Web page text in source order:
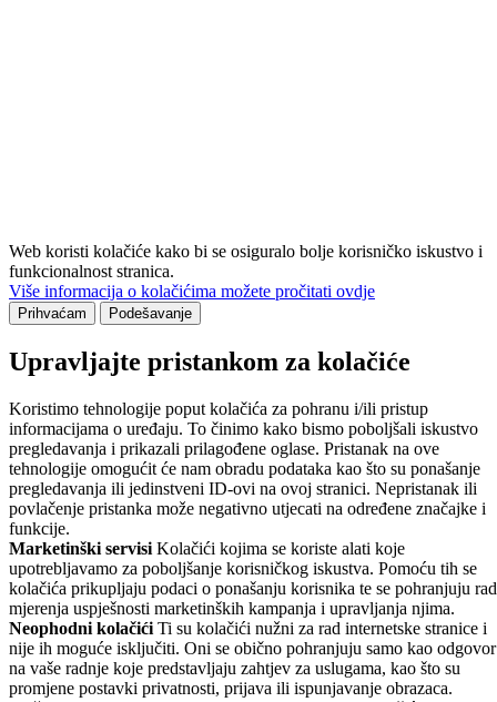
Web koristi kolačiće kako bi se osiguralo bolje korisničko iskustvo i
funkcionalnost stranica.
Više informacija o kolačićima možete pročitati ovdje
Prihvaćam Podešavanje
Upravljajte pristankom za kolačiće
Koristimo tehnologije poput kolačića za pohranu i/ili pristup
informacijama o uređaju. To činimo kako bismo poboljšali iskustvo
pregledavanja i prikazali prilagođene oglase. Pristanak na ove
tehnologije omogućit će nam obradu podataka kao što su ponašanje
pregledavanja ili jedinstveni ID-ovi na ovoj stranici. Nepristanak ili
povlačenje pristanka može negativno utjecati na određene značajke i
funkcije.
Marketinški servisi Kolačići kojima se koriste alati koje
upotrebljavamo za poboljšanje korisničkog iskustva. Pomoću tih se
kolačića prikupljaju podaci o ponašanju korisnika te se pohranjuju
mjerenja uspješnosti marketinških kampanja i upravljanja njima.
Neophodni kolačići Ti su kolačići nužni za rad internetske stranice i
nije ih moguće isključiti. Oni se obično pohranjuju samo kao odgovor
na vaše radnje koje predstavljaju zahtjev za uslugama, kao što su
promjene postavki privatnosti, prijava ili ispunjavanje obrazaca.